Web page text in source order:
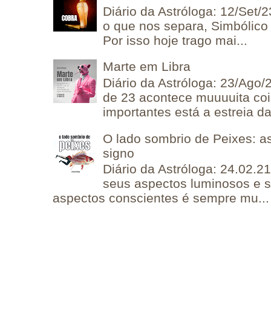
Diário da Astróloga: 12/Set/
o que nos separa,
Por isso hoje trago mai...
Marte em Libra
Diário da Astróloga: 23/
de 23 acontece muuuuita
importantes está a estreia
O lado sombrio de Peixes:
signo
Diário da Astróloga:
seus aspectos luminosos e
aspectos conscientes é sempre mu...